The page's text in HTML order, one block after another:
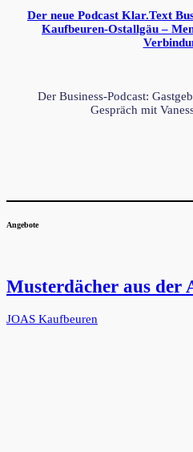
Der neue Podcast Klar.Text
Kaufbeuren-Ostallgäu –
Der Business-Podcast:
Gespräch mit
Angebote
Musterdächer aus der
JOAS Kaufbeuren